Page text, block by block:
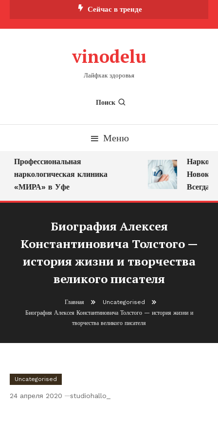
Сейчас в тренде
vinodelu
Лайфхак здоровья
Поиск
Меню
Профессиональная
наркологическая клиника
«МИРА» в Уфе
Всегда
Биография Алексея
Константиновича Толстого —
история жизни и творчества
великого писателя
Главная
Uncategorised
Биография Алексея Константиновича Толстого — история жизни и
творчества великого писателя
Uncategorised
24 апреля 2020 studiohallo_